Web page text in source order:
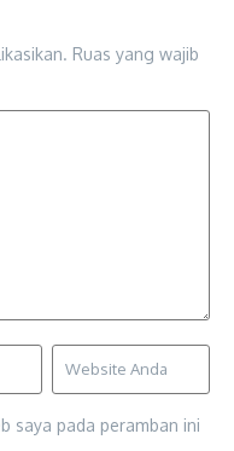
Ruas yang wajib
saya pada peramban ini